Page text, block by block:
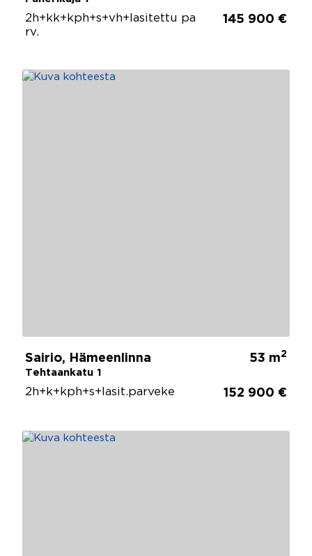
2h+kk+kph+s+vh+lasitettu pa
rv.
145 900 €
Sairio, Hämeenlinna
Tehtaankatu 1
53 m2
2h+k+kph+s+lasit.parveke 152 900 €